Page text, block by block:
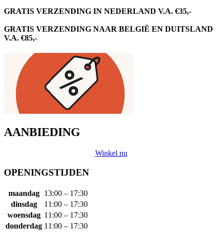
GRATIS VERZENDING IN NEDERLAND V.A. €35,-
GRATIS VERZENDING NAAR BELGIË EN DUITSLAND
V.A. €85,-
AANBIEDING
Winkel nu
OPENINGSTIJDEN
maandag
13:00 – 17:30
dinsdag
11:00 – 17:30
woensdag 11:00 – 17:30
donderdag 11:00 – 17:30